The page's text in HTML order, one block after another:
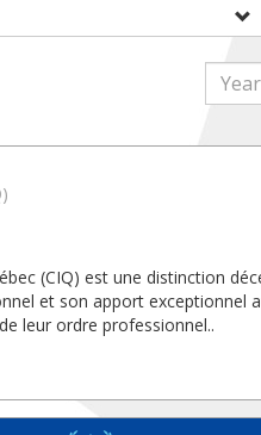
(CIQ) est une distinction
et son apport exceptionnel
leur ordre professionnel..